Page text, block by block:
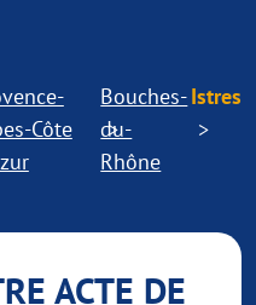
Côte
Bouches-
du-
Rhône
Istres
ACTE DE